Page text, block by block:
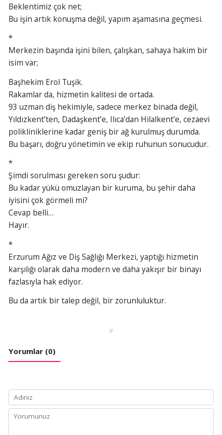
Beklentimiz çok net;
Bu işin artık konuşma değil, yapım aşamasına geçmesi.
*
Merkezin başında işini bilen, çalışkan, sahaya hakim bir
isim var;
Başhekim Erol Tuşik.
Rakamlar da, hizmetin kalitesi de ortada.
93 uzman diş hekimiyle, sadece merkez binada değil,
Yıldızkent’ten, Dadaşkent’e, Ilıca’dan Hilalkent’e, cezaevi
polikliniklerine kadar geniş bir ağ kurulmuş durumda.
Bu başarı, doğru yönetimin ve ekip ruhunun sonucudur.
*
Şimdi sorulması gereken soru şudur:
Bu kadar yükü omuzlayan bir kuruma, bu şehir daha
iyisini çok görmeli mi?
Cevap belli…
Hayır.
*
Erzurum Ağız ve Diş Sağlığı Merkezi, yaptığı hizmetin
karşılığı olarak daha modern ve daha yakışır bir binayı
fazlasıyla hak ediyor.
Bu da artık bir talep değil, bir zorunluluktur.
#
Yorumlar (0)